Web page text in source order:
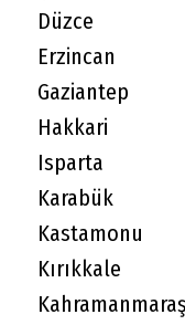
Düzce
Erzincan
Gaziantep
Hakkari
Isparta
Karabük
Kastamonu
Kırıkkale